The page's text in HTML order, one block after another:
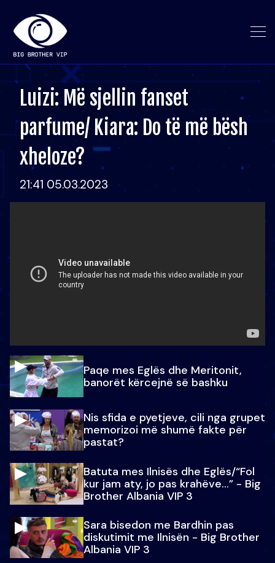
Luizi: Më sjellin fanset
parfume/ Kiara: Do të më bësh
xheloze?
21:41 05.03.2023
Paqe mes Eglës dhe Meritonit,
banorët kërcejnë së bashku
Nis sfida e pyetjeve, cili nga grupet
memorizoi më shumë fakte për
pastat?
Batuta mes Ilnisës dhe Eglës/“Fol
kur jam aty, jo pas krahëve…” - Big
Brother Albania VIP 3
Sara bisedon me Bardhin pas
diskutimit me Ilnisën - Big Brother
Albania VIP 3